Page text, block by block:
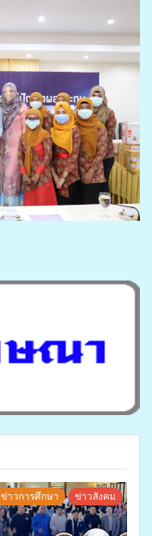
ข่าวการศึกษา ข่าวสังคม